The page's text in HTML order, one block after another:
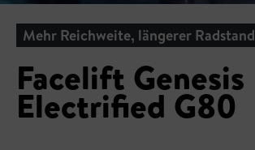
Mehr Reichweite, längerer Radstand
Facelift Genesis
Electrified G80